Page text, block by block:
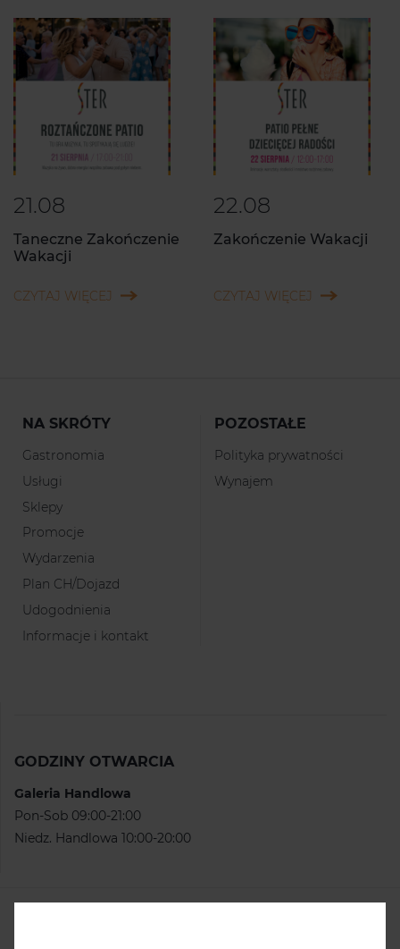
21.08
Taneczne Zakończenie
Wakacji
CZYTAJ WIĘCEJ
22.08
Zakończenie Wakacji
CZYTAJ WIĘCEJ
NA SKRÓTY
Gastronomia
Usługi
Sklepy
Promocje
Wydarzenia
Plan CH/Dojazd
Udogodnienia
Informacje i kontakt
POZOSTAŁE
Polityka prywatności
Wynajem
GODZINY OTWARCIA
Galeria Handlowa
Pon-Sob 09:00-21:00
Niedz. Handlowa 10:00-20:00
KONTAKT